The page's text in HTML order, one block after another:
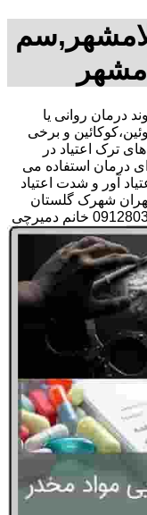
درمان روانی یا
و برخی
ترک اعتیاد در
درمان استفاده می
آور و شدت اعتیاد
شهرک گلستان